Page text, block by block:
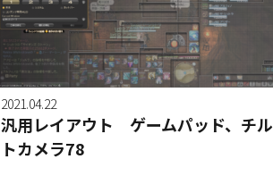
2021.04.22
汎用レイアウト ゲームパッド、チル
トカメラ78